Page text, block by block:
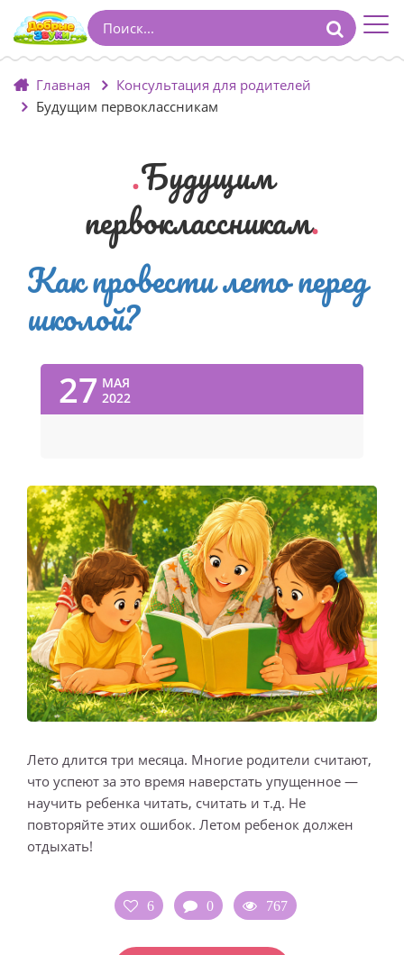
Главная
Консультация для родителей
Будущим первоклассникам
Будущим
первоклассникам
Как провести лето перед
школой?
27 МАЯ
2022
Лето длится три месяца. Многие родители считают,
что успеют за это время наверстать упущенное —
научить ребенка читать, считать и т.д. Не
повторяйте этих ошибок. Летом ребенок должен
отдыхать!
6 0 767